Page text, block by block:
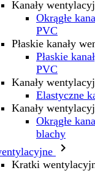
Kanały
Okrągłe
PVC
Płaskie kanały
Płaskie
PVC
Kanały
Elastyczne
Kanały
Okrągłe
blachy

Kratki